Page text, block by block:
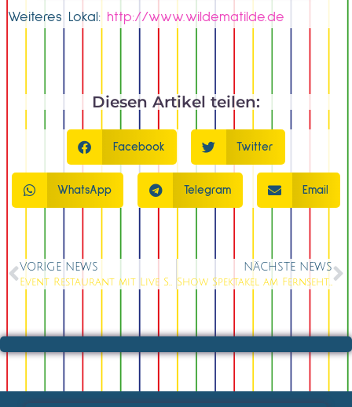
Weiteres Lokal: http://www.wildematilde.de
Diesen Artikel teilen:
Facebook Twitter
WhatsApp Telegram Email
VORIGE NEWS
Event Restaurant mit Live Show
NÄCHSTE NEWS
Show Spektakel am Fernsehturm